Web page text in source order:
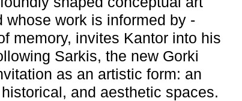
whose work is informed by
memory, invites Kantor into his
Sarkis, the new Gorki
as an artistic form: an
and aesthetic spaces.